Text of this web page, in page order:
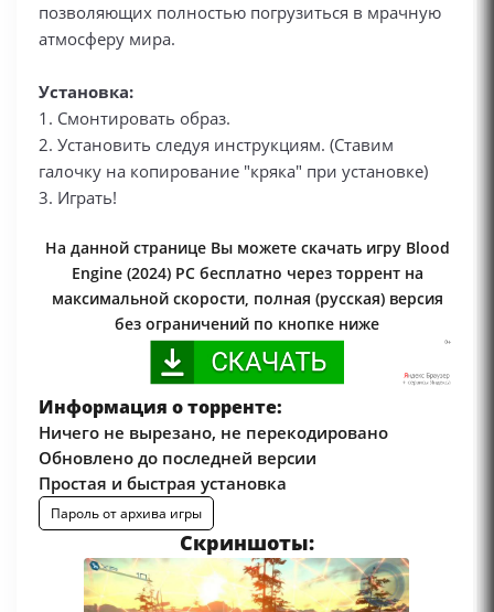
позволяющих полностью погрузиться в мрачную
атмосферу мира.
Установка:
1. Смонтировать образ.
2. Установить следуя инструкциям. (Ставим
галочку на копирование "кряка" при установке)
3. Играть!
На данной странице Вы можете скачать игру Blood
Engine (2024) PC бесплатно через торрент на
максимальной скорости, полная (русская) версия
без ограничений по кнопке ниже
Информация о торренте:
Ничего не вырезано, не перекодировано
Обновлено до последней версии
Простая и быстрая установка
Пароль от архива игры
Скриншоты: